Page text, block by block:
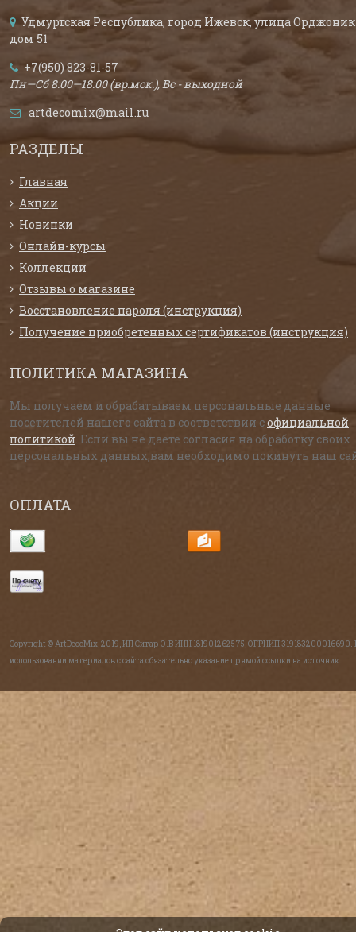
Удмуртская Республика, город Ижевск, улица
дом 51
+7(950) 823-81-57
Пн—Сб 8:00—18:00 (вр.мск.), Вс - выходной
artdecomix@mail.ru
РАЗДЕЛЫ
Главная
Акции
Новинки
Онлайн-курсы
Коллекции
Отзывы о магазине
Восстановление пароля (инструкция)
Получение приобретенных сертификатов (инструкция)
ПОЛИТИКА МАГАЗИНА
Мы получаем и обрабатываем персональные данные
посетителей нашего сайта в соответствии софициальной
политикой . Если вы не даете согласия на обработку своих
персональных данных,вам необходимо покинуть наш
ОПЛАТА
Copyright © ArtDecoMix, 2019, ИП Ситар О.В ИНН 181901262575, ОГРНИП 319183200016690.
использовании материалов с сайта обязательно указание прямой ссылки на источник.